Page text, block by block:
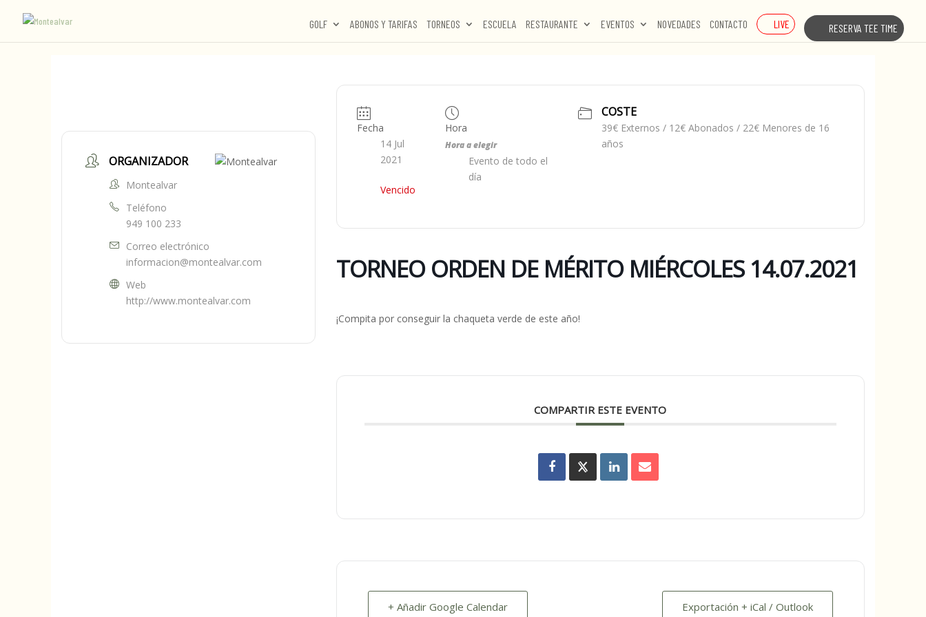
GOLF ABONOS Y TARIFAS TORNEOS ESCUELA RESTAURANTE EVENTOS NOVEDADES CONTACTO LIVE RESERVA TEE TIME
ORGANIZADOR
Montealvar
Teléfono
949 100 233
Correo electrónico
informacion@montealvar.com
Web
http://www.montealvar.com
Fecha
14 Jul
2021
Vencido
Hora
Hora a elegir
Evento de todo el
día
COSTE
39€ Externos / 12€ Abonados / 22€ Menores de 16
años
TORNEO ORDEN DE MÉRITO MIÉRCOLES 14.07.2021
¡Compita por conseguir la chaqueta verde de este año!
COMPARTIR ESTE EVENTO
+ Añadir Google Calendar Exportación + iCal / Outlook